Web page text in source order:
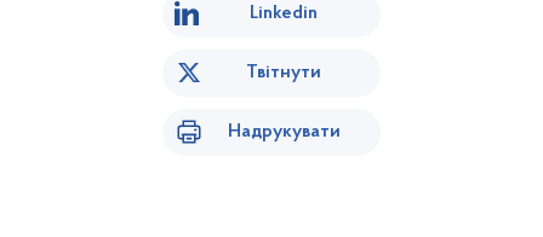
Linkedin
Твітнути
Надрукувати